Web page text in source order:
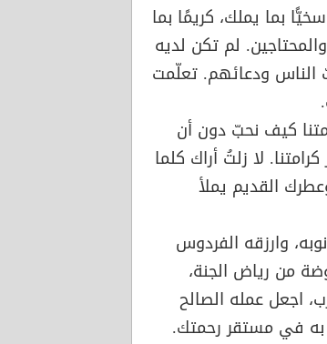
بما يملك، كريمًا بما
لم تكن لديه
الناس ودعائهم. تعلّمت
كيف نحبّ دون أن
لا زلتُ أراك كلما
القديم يملأ
وارزقه الفردوس
من رياض الجنة،
اجعل عمله الصالح
به في مستقر رحمتك.